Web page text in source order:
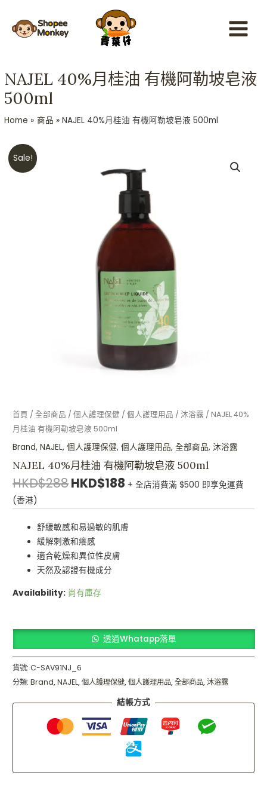
content
Menu
NAJEL 40%月桂油 有機阿勒坡皂液
500ml
Home 商品 NAJEL 40%月桂油 有機阿勒坡皂液 500ml
Sale!
首頁 /全部商品 /個人護理保健 /個人護理用品 /沐浴露 / NAJEL 40%
月桂油 有機阿勒坡皂液 500ml
Brand,NAJEL,個人護理保健,個人護理用品,全部商品,沐浴露
NAJEL 40%月桂油 有機阿勒坡皂液 500ml
HKD$288
price
HKD$288.
HKD$188
price
HKD$188.
+ 全店消費滿 $500 即享免運費
(香港)
舒緩敏感和易過敏的肌膚
緩解刺激和癢感
適合乾燥和異位性皮膚
天然及認證有機成分
Availability: 尚有庫存
NAJEL
40%
透過Whatapp落單
貨號:C-SAV91NJ_6
分類:Brand,NAJEL,個人護理保健,個人護理用品,全部商品,沐浴露
結帳方式